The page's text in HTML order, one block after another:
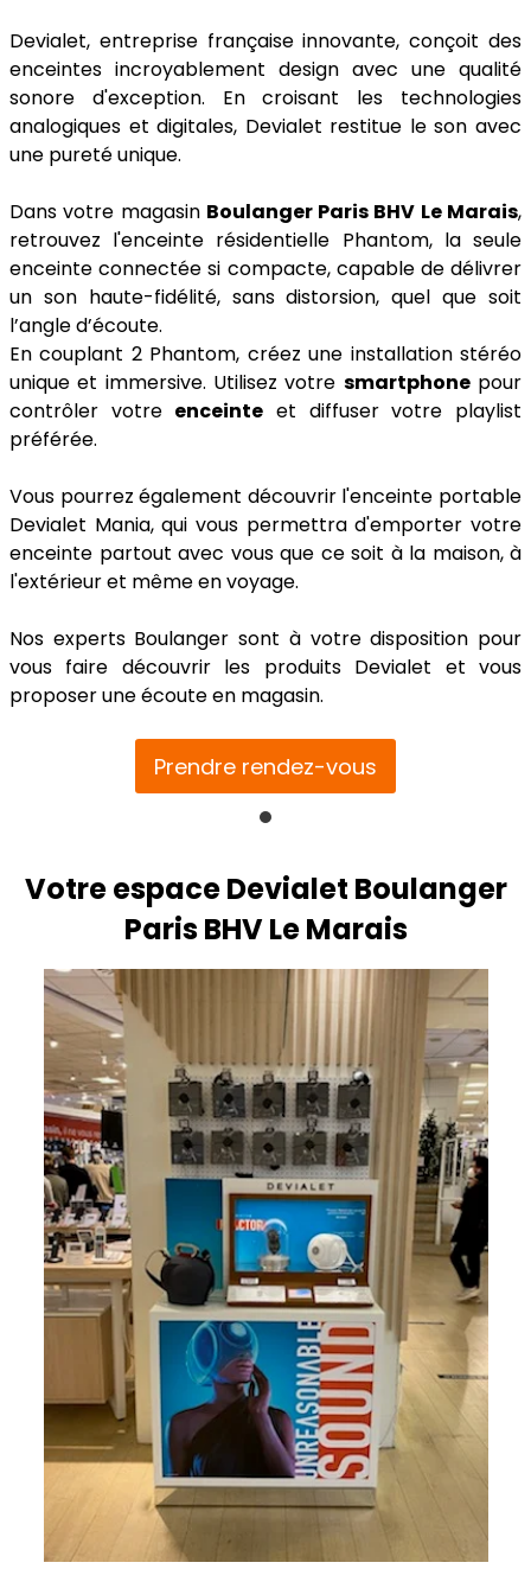
Devialet, entreprise française innovante, conçoit des
enceintes incroyablement design avec une qualité
sonore d'exception. En croisant les technologies
analogiques et digitales, Devialet restitue le son avec
une pureté unique.
Dans votre magasin Boulanger Paris BHV Le Marais,
retrouvez l'enceinte résidentielle Phantom, la seule
enceinte connectée si compacte, capable de délivrer
un son haute-fidélité, sans distorsion, quel que soit
l’angle d’écoute.
En couplant 2 Phantom, créez une installation stéréo
unique et immersive. Utilisez votre smartphonepour
contrôler votre enceinte et diffuser votre playlist
préférée.
Vous pourrez également découvrir l'enceinte portable
Devialet Mania, qui vous permettra d'emporter votre
enceinte partout avec vous que ce soit à la maison, à
l'extérieur et même en voyage.
Nos experts Boulanger sont à votre disposition pour
vous faire découvrir les produits Devialet et vous
proposer une écoute en magasin.
Prendre rendez-vous
Votre espace Devialet Boulanger
Paris BHV Le Marais